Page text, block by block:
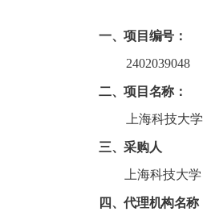
一、项目编号：
2402039048
二、项目名称：
上海科技大学
三、采购人
上海科技大学
四、代理机构名称